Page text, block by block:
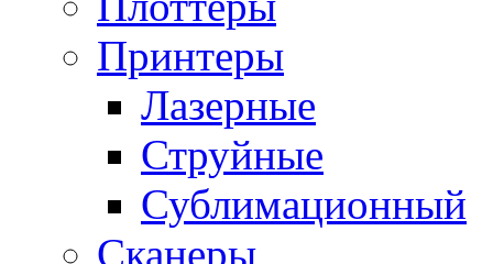
Принтеры
Лазерные
Струйные
Сублимационный
Сканеры